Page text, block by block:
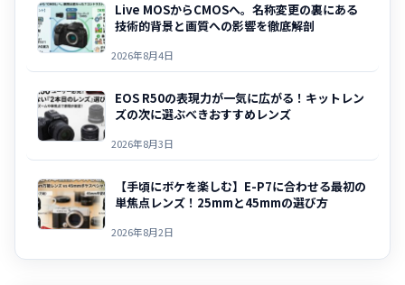
Live MOSからCMOSへ。名称変更の裏にある
技術的背景と画質への影響を徹底解剖
2026年8月4日
EOS R50の表現力が一気に広がる！キットレン
ズの次に選ぶべきおすすめレンズ
2026年8月3日
【手頃にボケを楽しむ】E-P7に合わせる最初の
単焦点レンズ！25mmと45mmの選び方
2026年8月2日